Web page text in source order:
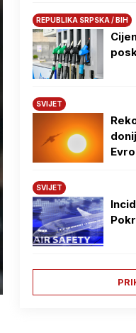
REPUBLIKA SRPSKA / BIH
SVIJET
SVIJET